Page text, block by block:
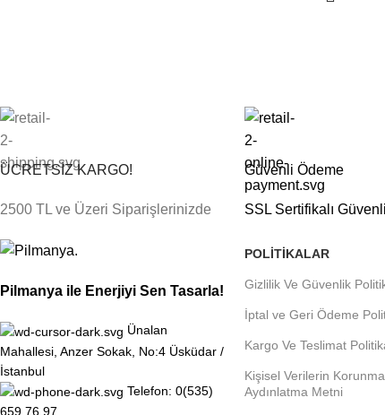
ÜCRETSİZ KARGO!
2500 TL ve Üzeri Siparişlerinizde
Güvenli Ödeme
SSL Sertifikalı
Pilmanya ile Enerjiyi Sen Tasarla!
Ünalan
Mahallesi, Anzer Sokak, No:4 Üsküdar /
İstanbul
Telefon: 0(535)
659 76 97
POLITIKALAR
Gizlilik Ve Güvenlik
İptal ve Geri Ödeme
Kargo Ve Teslimat
Kişisel Verilerin
Aydınlatma Metni